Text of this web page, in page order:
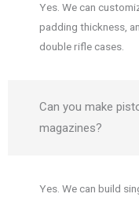
Yes. We can
padding thickness,
double rifle cases.
Can you make
magazines?
Yes. We can build